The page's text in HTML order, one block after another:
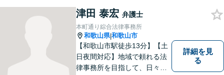
津田 泰宏 弁護士
本町通り綜合法律事務所
和歌山県|和歌山市
【和歌山市駅徒歩13分】【土
日夜間対応】地域で頼れる法
律事務所を目指して、日々尽
詳細を見
る